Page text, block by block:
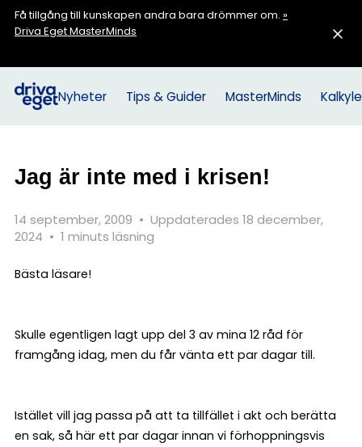
Få tillgång till kunskapen andra bara drömmer om. »
Driva Eget MasterMinds
Nyheter Tips & Guider MasterMinds
Jag är inte med i krisen!
14 september, 2009 • Uppdaterades 18 december,
2024 • 1 minuts läsning
Bästa läsare!
Skulle egentligen lagt upp del 3 av mina 12 råd för
framgång idag, men du får vänta ett par dagar till.
Istället vill jag passa på att ta tillfället i akt och berätta
en sak, så här ett par dagar innan vi förhoppningsvis